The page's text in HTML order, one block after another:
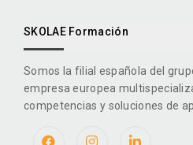
SKOLAE Formación
Somos la filial española del
empresa europea
competencias y soluciones de